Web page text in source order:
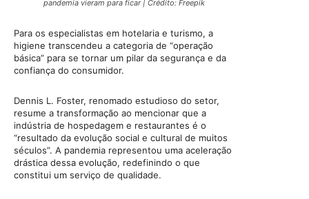
pandemia vieram para ficar | Crédito: Freepik
Para os especialistas em hotelaria e turismo, a
higiene transcendeu a categoria de “operação
básica” para se tornar um pilar da segurança e da
confiança do consumidor.
Dennis L. Foster, renomado estudioso do setor,
resume a transformação ao mencionar que a
indústria de hospedagem e restaurantes é o
“resultado da evolução social e cultural de muitos
séculos”. A pandemia representou uma aceleração
drástica dessa evolução, redefinindo o que
constitui um serviço de qualidade.